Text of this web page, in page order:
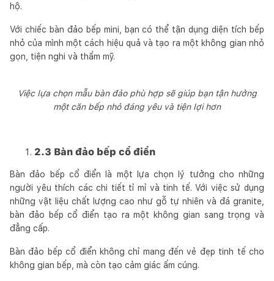
hộ.
Với chiếc bàn đảo bếp mini, bạn có thể tận dụng diện tích bếp
nhỏ của mình một cách hiệu quả và tạo ra một không gian nhỏ
gọn, tiện nghi và thẩm mỹ.
Việc lựa chọn mẫu bàn đảo phù hợp sẽ giúp bạn tận hưởng
một căn bếp nhỏ đáng yêu và tiện lợi hơn
2.3 Bàn đảo bếp cổ điển
Bàn đảo bếp cổ điển là một lựa chọn lý tưởng cho những
người yêu thích các chi tiết tỉ mỉ và tinh tế. Với việc sử dụng
những vật liệu chất lượng cao như gỗ tự nhiên và đá granite,
bàn đảo bếp cổ điển tạo ra một không gian sang trọng và
đẳng cấp.
Bàn đảo bếp cổ điển không chỉ mang đến vẻ đẹp tinh tế cho
không gian bếp, mà còn tạo cảm giác ấm cúng.